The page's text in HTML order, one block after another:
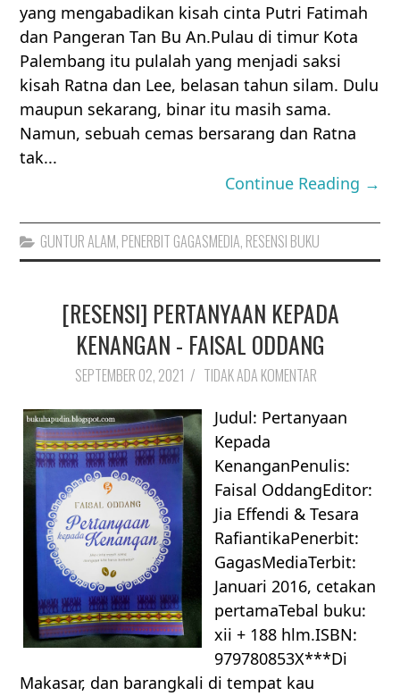
yang mengabadikan kisah cinta Putri Fatimah
dan Pangeran Tan Bu An.Pulau di timur Kota
Palembang itu pulalah yang menjadi saksi
kisah Ratna dan Lee, belasan tahun silam. Dulu
maupun sekarang, binar itu masih sama.
Namun, sebuah cemas bersarang dan Ratna
tak...
Continue Reading →
GUNTUR ALAM, PENERBIT GAGASMEDIA, RESENSI BUKU
[RESENSI] PERTANYAAN KEPADA
KENANGAN - FAISAL ODDANG
SEPTEMBER 02, 2021 / TIDAK ADA KOMENTAR
Judul: Pertanyaan
Kepada
KenanganPenulis:
Faisal OddangEditor:
Jia Effendi & Tesara
RafiantikaPenerbit:
GagasMediaTerbit:
Januari 2016, cetakan
pertamaTebal buku:
xii + 188 hlm.ISBN:
979780853X***Di
Makasar, dan barangkali di tempat kau